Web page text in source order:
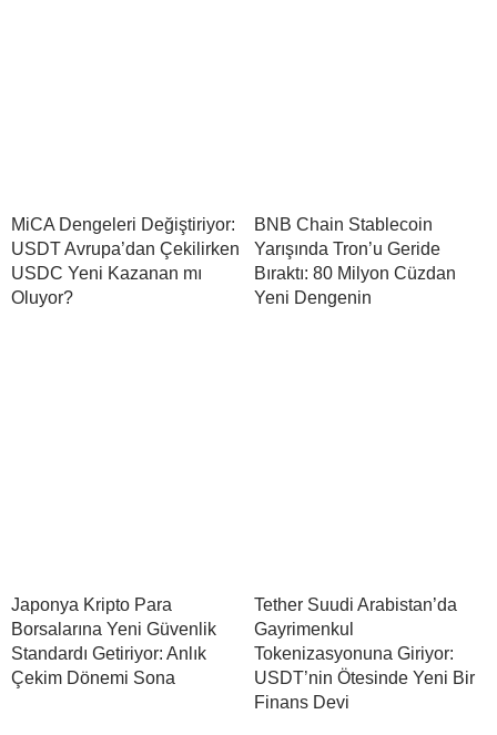
MiCA Dengeleri Değiştiriyor:
USDT Avrupa’dan Çekilirken
USDC Yeni Kazanan mı
Oluyor?
BNB Chain Stablecoin
Yarışında Tron’u Geride
Bıraktı: 80 Milyon Cüzdan
Yeni Dengenin
Japonya Kripto Para
Borsalarına Yeni Güvenlik
Standardı Getiriyor: Anlık
Çekim Dönemi Sona
Tether Suudi Arabistan’da
Gayrimenkul
Tokenizasyonuna Giriyor:
USDT’nin Ötesinde Yeni Bir
Finans Devi